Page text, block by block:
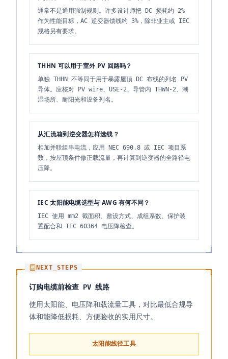
通常不是通用强制规则。许多设计师把 DC 损耗约 2%
作为性能目标，AC 逆变器馈线约 3%，除非业主或 IEC
规格另有要求。
THHN 可以用于室外 PV 回路吗？
单独 THHN 不等同于用于暴露屋顶 DC 布线的列名 PV
导体。应核对 PV wire、USE-2、导管内 THWN-2、潮
湿场所、耐阳光和设备列名。
从汇流箱到逆变器怎样选线？
相加并联组串电流，应用 NEC 690.8 或 IEC 项目系
数，按屋顶条件修正载流量，再计算到逆变器的全路径电
压降。
IEC 太阳能电缆选型与 AWG 有何不同？
IEC 使用 mm2 截面积、敷设方式、成组系数、保护装
置配合和 IEC 60364 电压降检查。
NEXT_STEPS
订购电缆前检查 PV 线路
使用太阳能、电压降和载流量工具，对比最低合规导
体和能降低损耗、方便验收的实用尺寸。
太阳能线径工具